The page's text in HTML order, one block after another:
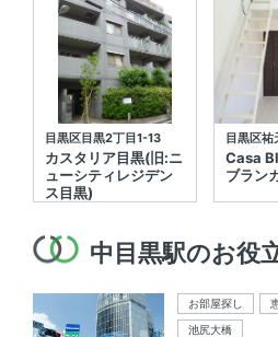
目黒区目黒2丁目1-13
カスタリア目黒(旧:ニ
ューシティレジデン
ス目黒)
目黒区
Casa
ブラン
中目黒駅のお役
お部屋探し
池尻大橋